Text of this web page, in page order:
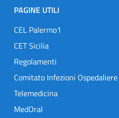
PAGINE UTILI
CEL Palermo1
CET Sicilia
Regolamenti
Comitato Infezioni Ospedaliere
Telemedicina
MedOral